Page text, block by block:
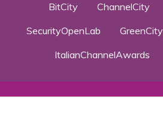
BitCity ChannelCity
SecurityOpenLab
GreenCity
ItalianChannelAwards